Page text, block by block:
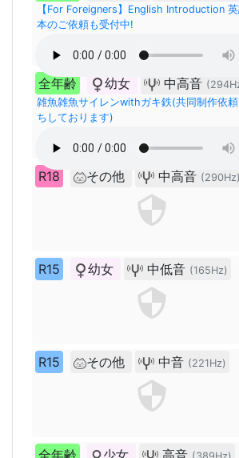
【For Foreigners】English Introduction
本のご依頼も受付中!
全年齢 幼女 中高音
雑魚雑魚サイレンwithガキ鉄(共同制作依
ちしております)
R18 その他 中高音 (290Hz)
R15 幼女 中低音 (165Hz)
R15 その他 中音 (221Hz)